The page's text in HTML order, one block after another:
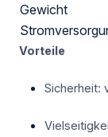
Gewicht
Vorteile
Sicherheit: